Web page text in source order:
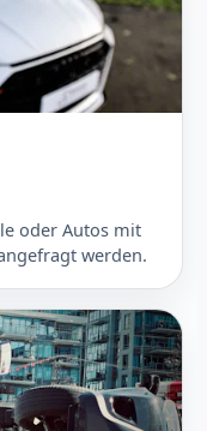
oder Autos mit
werden.